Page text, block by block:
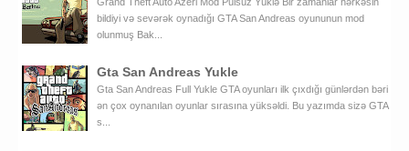
bildiyi və sevərək oynadığı GTA San Andreas oyununun mod
olunmuş Bak...
Gta San Andreas Yukle
Gta San Andreas Full Yukle GTA oyunları ilk çıxdığı günlərdən bəri
ən çox oynanılan oyunlar sırasına yüksəldi. Bu yazımda sizə GTA
s...